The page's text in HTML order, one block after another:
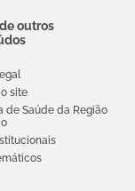
outros
site
de Saúde da Região